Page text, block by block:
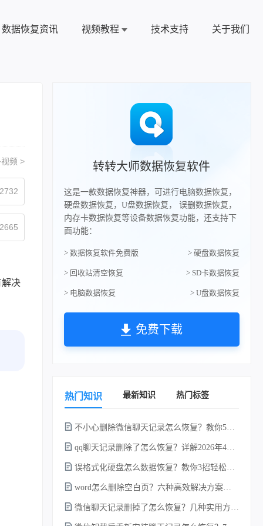
数据恢复资讯 视频教程 技术支持 关于我们
频 >
决
转转大师数据恢复软件
这是一款数据恢复神器，可进行电脑数据恢复，
硬盘数据恢复，U盘数据恢复， 误删数据恢复，
内存卡数据恢复等设备数据恢复功能，还支持下
面功能：
> 数据恢复软件免费版 > 硬盘数据恢复
> 回收站清空恢复 > SD卡数据恢复
> 电脑数据恢复 > U盘数据恢复
免费下载
热门知识 最新知识 热门标签
不小心删除微信聊天记录怎么恢复？教你5种简单找回的方法！
qq聊天记录删除了怎么恢复？详解2026年4种常用有效的方法（支持.db数据库提取）
误格式化硬盘怎么数据恢复？教你3招轻松恢复！
word怎么删除空白页？六种高效解决方案（2026年最新实操指南）！
微信聊天记录删掉了怎么恢复？几种实用方法详解！